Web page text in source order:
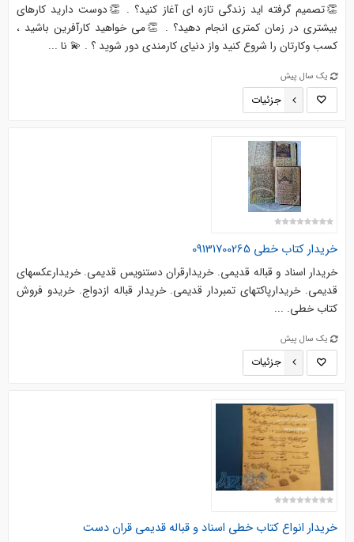
👏تصمیم گرفته اید زندگی تازه ای آغاز کنید؟ . 👏دوست دارید کارهای
بیشتری در زمان کمتری انجام دهید؟ . 👏می خواهید کارآفرین باشید ،
کسب وکارتان را شروع کنید واز دنیای کارمندی دور شوید ؟ . 💫 نا ...
یک سال پیش
جزئیات
خریدار کتاب خطی 09131700265
خریدار اسناد و قباله قدیمی. خریدارقران دستنویس قدیمی. خریدارعکسهای
قدیمی. خریدارپاکتهای تمبردار قدیمی. خریدار قباله ازدواج. خریدو فروش
کتاب خطی. ...
یک سال پیش
جزئیات
خریدار انواع کتاب خطی اسناد و قباله قدیمی قران دست